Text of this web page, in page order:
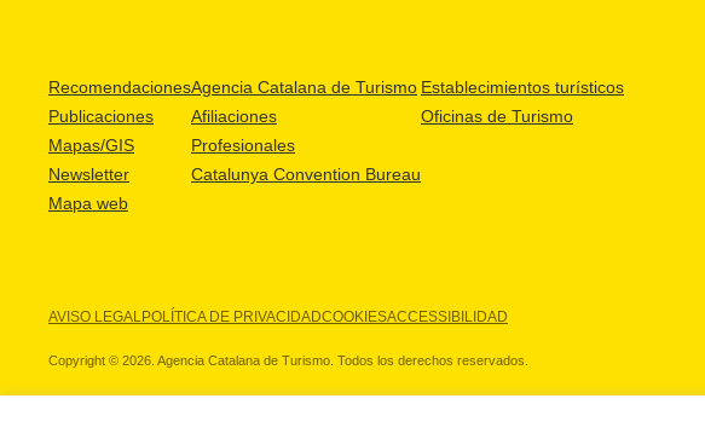
Recomendaciones
Publicaciones
Mapas/GIS
Newsletter
Mapa web
Agencia Catalana de Turismo
Afiliaciones
Profesionales
Catalunya Convention Bureau
Establecimientos turísticos
Oficinas de Turismo
AVISO LEGALPOLÍTICA DE PRIVACIDADCOOKIESACCESSIBILIDAD
Copyright © 2026. Agencia Catalana de Turismo. Todos los derechos reservados.